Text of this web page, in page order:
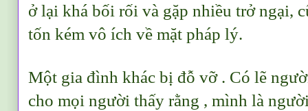
ở lại khá bối rối và gặp nhiều trở ngại,
tốn kém vô ích về mặt pháp lý.
Một gia đình khác bị đỗ vỡ . Có lẽ
cho mọi người thấy rằng , mình là